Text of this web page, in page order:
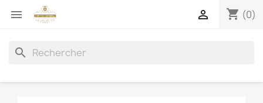
 shopping_cart (0)

search